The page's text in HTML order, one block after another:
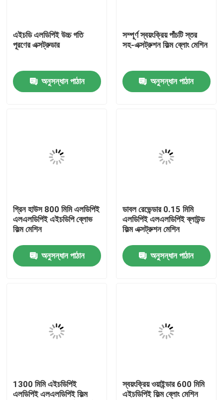
কারখানা ভ্রমণ
যোগাযোগ করুন
ফিল্ম ব্লো মেশিন
LDPE ব্লোন ফিল্ম মেশিন
এইচডি এলডিপিই উচ্চ গতি
পূরণের এক্সট্রুডার
অনুসন্ধান পাঠান
সম্পূর্ণ স্বয়ংক্রিয় পাঁচটি স্তর
সহ-এক্সট্রুশন ফিল্ম ব্লোং মেশিন
অনুসন্ধান পাঠান
গ্রিন হাউস 800 মিমি এলডিপিই
এলএলডিপিই এইচডিপি ব্লোভ
ফিল্ম মেশিন
অনুসন্ধান পাঠান
ডাবল রেভেন্ডার 0.15 মিমি
এলডিপিই এলএলডিপিই ব্লাউন্ড
ফিল্ম এক্সট্রুশন মেশিন
অনুসন্ধান পাঠান
1300 মিমি এইচডিপিই
এলডিপিই এলএলডিপিই ফিল্ম
স্বয়ংক্রিয় ওয়াইন্ডার 600 মিমি
এইচডিপিই ফিল্ম ব্লোং মেশিন